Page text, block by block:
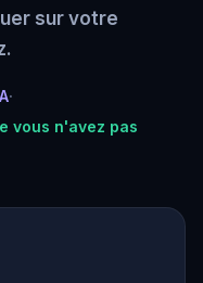
sur votre
·
vous n'avez pas